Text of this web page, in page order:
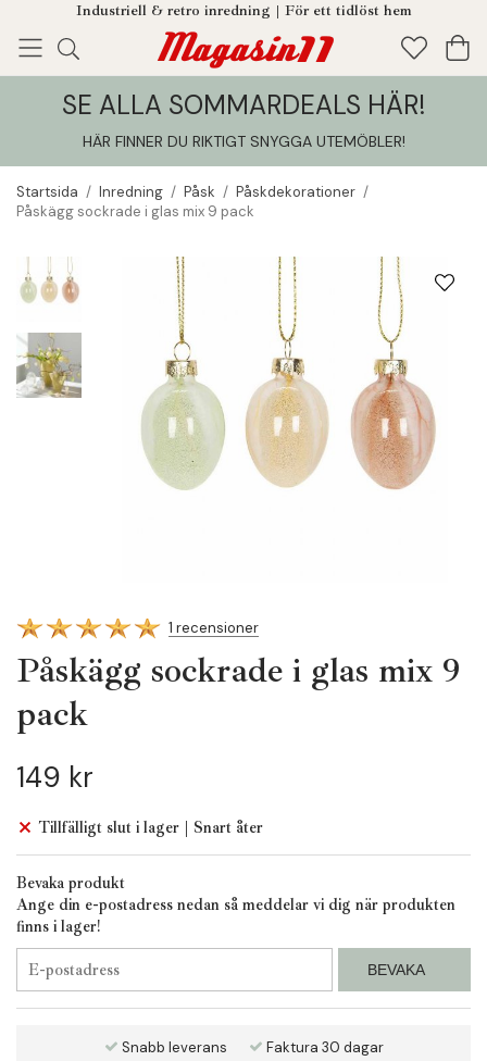
Industriell & retro inredning | För ett tidlöst hem
Enjoy! Tillagt i din varukorg
SE ALLA SOMMARDEALS HÄR!
HÄR FINNER DU RIKTIGT SNYGGA UTEMÖBLER!
Startsida / Inredning / Påsk / Påskdekorationer /
Påskägg sockrade i glas mix 9 pack
1 recensioner
Påskägg sockrade i glas mix 9
pack
149 kr
Tillfälligt slut i lager | Snart åter
Bevaka produkt
Ange din e-postadress nedan så meddelar vi dig när produkten
finns i lager!
BEVAKA
Snabb leverans
Faktura 30 dagar